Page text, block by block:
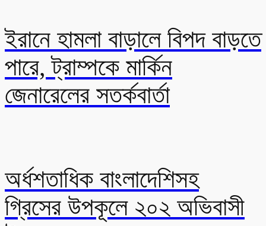
ইরানে হামলা বাড়ালে বিপদ বাড়তে
পারে, ট্রাম্পকে মার্কিন
জেনারেলের সতর্কবার্তা
অর্ধশতাধিক বাংলাদেশিসহ
গ্রিসের উপকূলে ২০২ অভিবাসী